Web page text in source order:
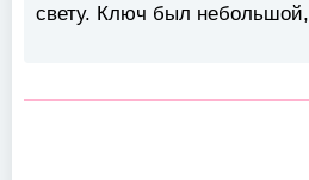
свету. Ключ был небольшой,